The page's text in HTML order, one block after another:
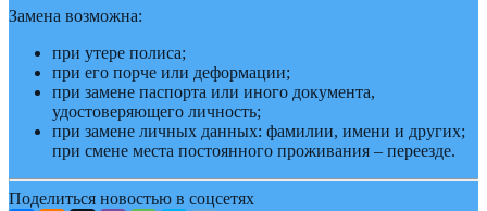
Замена возможна:
при утере полиса;
при его порче или деформации;
при замене паспорта или иного документа,
удостоверяющего личность;
при замене личных данных: фамилии, имени и других;
при смене места постоянного проживания – переезде.
Поделиться новостью в соцсетях